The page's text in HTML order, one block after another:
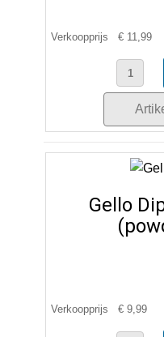
Verkoopprijs € 11,99
Gello
Verkoopprijs € 9,99